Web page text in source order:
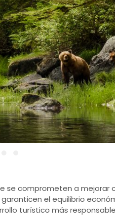
se comprometen a mejorar
garanticen el equilibrio
turístico más